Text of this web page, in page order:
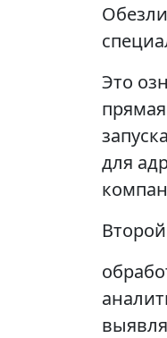
Это
для